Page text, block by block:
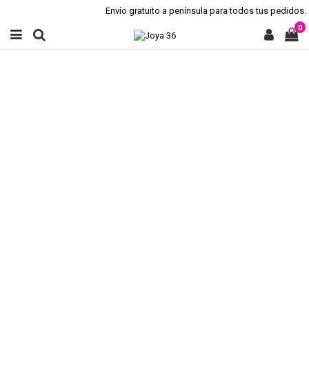
Envío gratuito a península para todos tus pedidos.
0